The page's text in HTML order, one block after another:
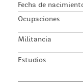
Fecha de
Ocupaciones
Militancia
Estudios